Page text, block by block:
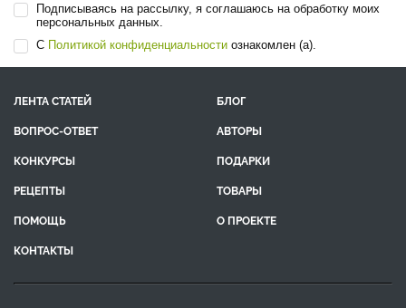
Подписываясь на рассылку, я соглашаюсь на обработку моих
персональных данных.
С Политикой конфиденциальности ознакомлен (а).
ЛЕНТА СТАТЕЙ
БЛОГ
ВОПРОС-ОТВЕТ
АВТОРЫ
КОНКУРСЫ
ПОДАРКИ
РЕЦЕПТЫ
ТОВАРЫ
ПОМОЩЬ
О ПРОЕКТЕ
КОНТАКТЫ